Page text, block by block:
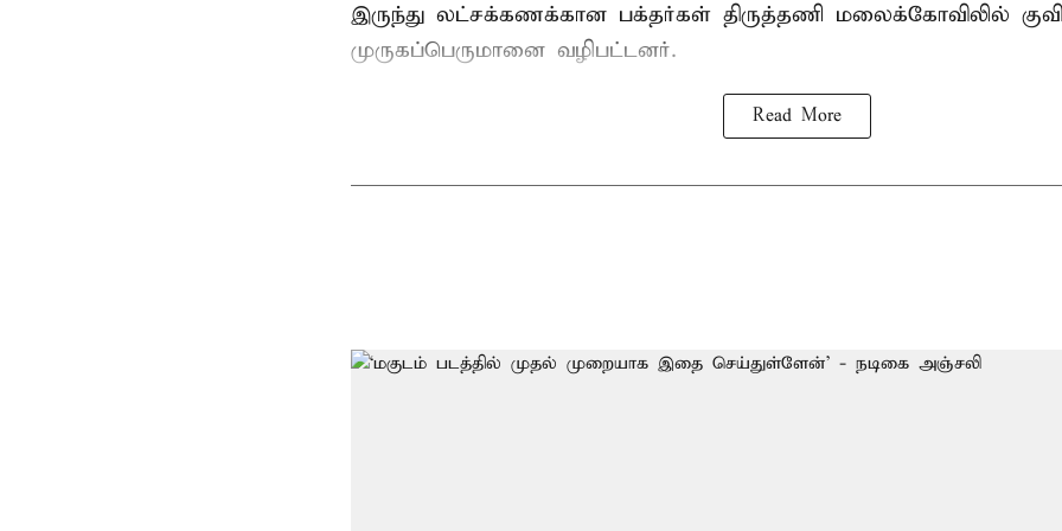
இருந்து லட்சக்கணக்கான பக்தர்கள் திருத்தணி மலைக்கோவிலில்
முருகப்பெருமானை வழிபட்டனர்.
Read More